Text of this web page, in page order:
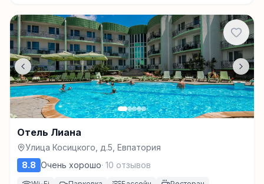
Отель Лиана
Улица Косицкого, д.5, Евпатория
8.8 Очень хорошо· 10 отзывов